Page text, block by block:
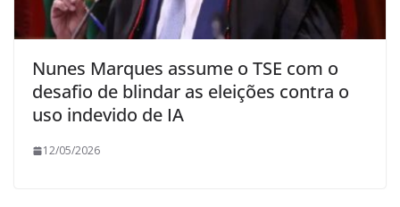
Nunes Marques assume o TSE com o
desafio de blindar as eleições contra o
uso indevido de IA
12/05/2026